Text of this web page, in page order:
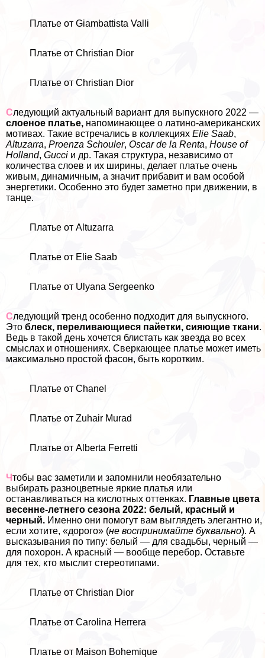
Платье от Giambattista Valli
Платье от Christian Dior
Платье от Christian Dior
Следующий актуальный вариант для выпускного 2022 —
слоеное платье, напоминающее о латино-американских
мотивах. Такие встречались в коллекциях Elie Saab,
Altuzarra, Proenza Schouler, Oscar de la Renta, House of
Holland, Gucci и др. Такая структура, независимо от
количества слоев и их ширины, делает платье очень
живым, динамичным, а значит прибавит и вам особой
энергетики. Особенно это будет заметно при движении, в
танце.
Платье от Altuzarra
Платье от Elie Saab
Платье от Ulyana Sergeenko
Следующий тренд особенно подходит для выпускного.
Это блеск, переливающиеся пайетки, сияющие ткани.
Ведь в такой день хочется блистать как звезда во всех
смыслах и отношениях. Сверкающее платье может иметь
максимально простой фасон, быть коротким.
Платье от Chanel
Платье от Zuhair Murad
Платье от Alberta Ferretti
Чтобы вас заметили и запомнили необязательно
выбирать разноцветные яркие платья или
останавливаться на кислотных оттенках. Главные цвета
весенне-летнего сезона 2022: белый, красный и
черный. Именно они помогут вам выглядеть элегантно и,
если хотите, «дорого» (не воспринимайте буквально). А
высказывания по типу: белый — для свадьбы, черный —
для похорон. А красный — вообще перебор. Оставьте
для тех, кто мыслит стереотипами.
Платье от Christian Dior
Платье от Carolina Herrera
Платье от Maison Bohemique